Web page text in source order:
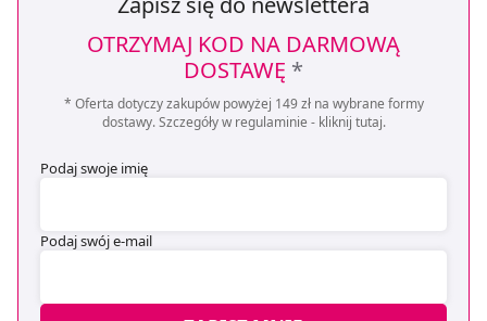
OTRZYMAJ KOD NA DARMOWĄ
DOSTAWĘ *
* Oferta dotyczy zakupów powyżej 149 zł na wybrane formy
dostawy. Szczegóły w regulaminie - kliknij tutaj.
Podaj swoje imię
Podaj swój e-mail